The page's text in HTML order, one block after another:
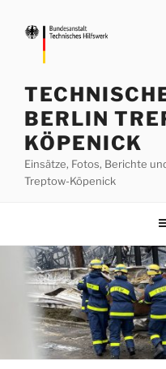
Inhalt
springen
BERLIN
KÖPENICK
Einsätze, Fotos, Berichte
Treptow-Köpenick